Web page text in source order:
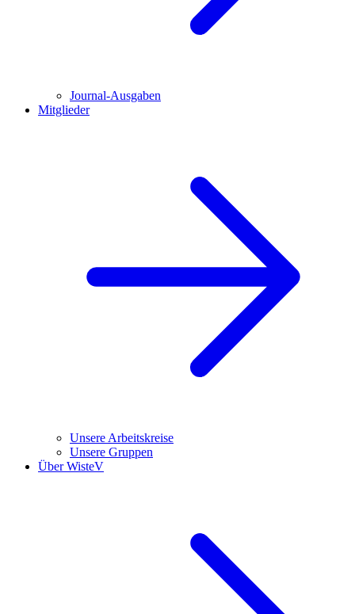
Journal-Ausgaben
Mitglieder
Unsere Arbeitskreise
Unsere Gruppen
Über WisteV